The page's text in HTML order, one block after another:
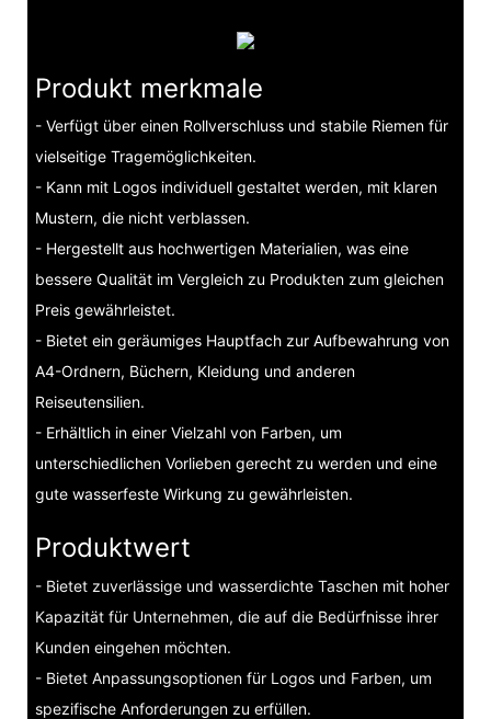
Produkt merkmale
- Verfügt über einen Rollverschluss und stabile Riemen für
vielseitige Tragemöglichkeiten.
- Kann mit Logos individuell gestaltet werden, mit klaren
Mustern, die nicht verblassen.
- Hergestellt aus hochwertigen Materialien, was eine
bessere Qualität im Vergleich zu Produkten zum gleichen
Preis gewährleistet.
- Bietet ein geräumiges Hauptfach zur Aufbewahrung von
A4-Ordnern, Büchern, Kleidung und anderen
Reiseutensilien.
- Erhältlich in einer Vielzahl von Farben, um
unterschiedlichen Vorlieben gerecht zu werden und eine
gute wasserfeste Wirkung zu gewährleisten.
Produktwert
- Bietet zuverlässige und wasserdichte Taschen mit hoher
Kapazität für Unternehmen, die auf die Bedürfnisse ihrer
Kunden eingehen möchten.
- Bietet Anpassungsoptionen für Logos und Farben, um
spezifische Anforderungen zu erfüllen.